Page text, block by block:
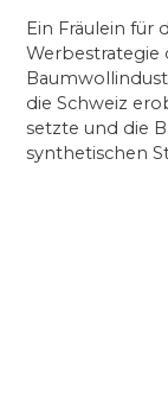
Ein Fräulein für
Werbestrategie
die Schweiz
setzte und die
synthetischen